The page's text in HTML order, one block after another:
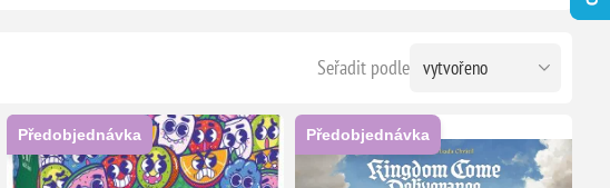
Seřadit podle
Předobjednávka Předobjednávka